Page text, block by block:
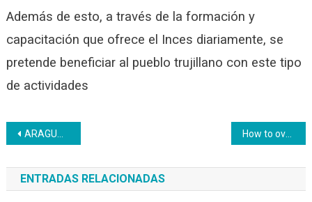
Además de esto, a través de la formación y
capacitación que ofrece el Inces diariamente, se
pretende beneficiar al pueblo trujillano con este tipo
de actividades
Navegación
de
entradas
ARAGUA | Inces reinauguró su comedor How to overcome Thick Dominican Women Without Sounding Condescending
ENTRADAS RELACIONADAS